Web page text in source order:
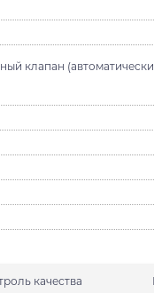
клапан
качества